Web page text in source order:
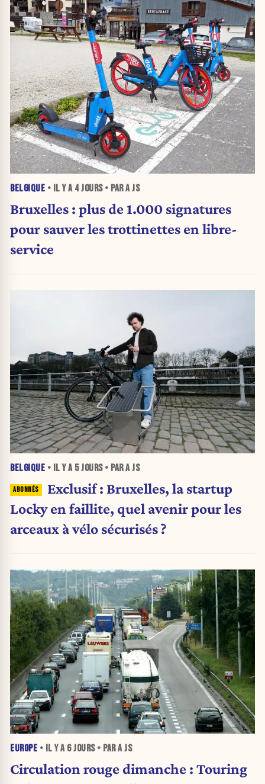
BELGIQUE • IL Y A 4 JOURS• PAR A JS
Bruxelles : plus de 1.000 signatures
pour sauver les trottinettes en libre-
service
BELGIQUE • IL Y A 5 JOURS• PAR A JS
Exclusif : Bruxelles, la startup
Locky en faillite, quel avenir pour les
arceaux à vélo sécurisés ?
EUROPE • IL Y A 6 JOURS• PAR A JS
Circulation rouge dimanche : Touring